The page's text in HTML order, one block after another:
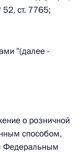
Налогового
ст. 7765;
"(далее -
о розничной
способом,
Федеральным